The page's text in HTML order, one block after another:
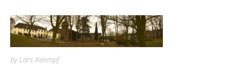
by Lars Kaempf